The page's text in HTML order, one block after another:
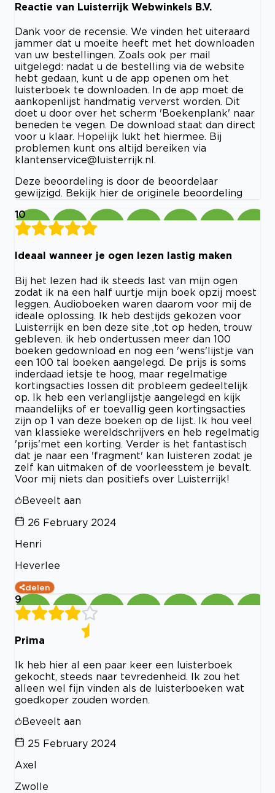
Reactie van Luisterrijk Webwinkels B.V.
Dank voor de recensie. We vinden het uiteraard
jammer dat u moeite heeft met het downloaden
van uw bestellingen. Zoals ook per mail
uitgelegd: nadat u de bestelling via de website
hebt gedaan, kunt u de app openen om het
luisterboek te downloaden. In de app moet de
aankopenlijst handmatig ververst worden. Dit
doet u door over het scherm 'Boekenplank' naar
beneden te vegen. De download staat dan direct
voor u klaar. Hopelijk lukt het hiermee. Bij
problemen kunt ons altijd bereiken via
klantenservice@luisterrijk.nl.
Deze beoordeling is door de beoordelaar
gewijzigd. Bekijk hier de originele beoordeling
10
Ideaal wanneer je ogen lezen lastig maken
Bij het lezen had ik steeds last van mijn ogen
zodat ik na een half uurtje mijn boek opzij moest
leggen. Audioboeken waren daarom voor mij de
ideale oplossing. Ik heb destijds gekozen voor
Luisterrijk en ben deze site ,tot op heden, trouw
gebleven. ik heb ondertussen meer dan 100
boeken gedownload en nog een 'wens'lijstje van
een 100 tal boeken aangelegd. De prijs is soms
inderdaad ietsje te hoog, maar regelmatige
kortingsacties lossen dit probleem gedeeltelijk
op. Ik heb een verlanglijstje aangelegd en kijk
maandelijks of er toevallig geen kortingsacties
zijn op 1 van deze boeken op de lijst. Ik hou veel
van klassieke wereldschrijvers en heb regelmatig
'prijs'met een korting. Verder is het fantastisch
dat je naar een 'fragment' kan luisteren zodat je
zelf kan uitmaken of de voorleesstem je bevalt.
Voor mij niets dan positiefs over Luisterrijk!
Beveelt aan
26 February 2024
Henri
Heverlee
delen
9
Prima
Ik heb hier al een paar keer een luisterboek
gekocht, steeds naar tevredenheid. Ik zou het
alleen wel fijn vinden als de luisterboeken wat
goedkoper zouden worden.
Beveelt aan
25 February 2024
Axel
Zwolle